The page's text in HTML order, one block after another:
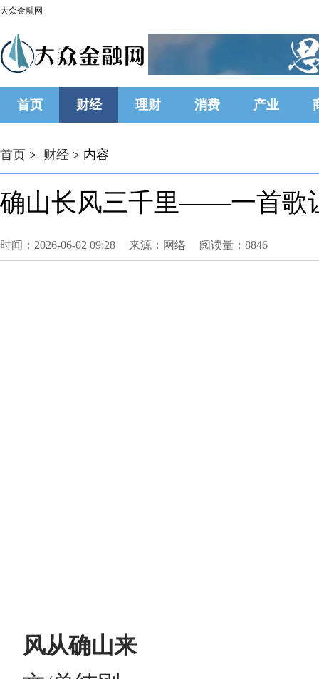
大众金融网
首页 财经 理财 消费 产业
首页 > 财经 > 内容
确山长风三千里——一首歌
时间：2026-06-02 09:28 来源：网络 阅读量：8846
风从确山来